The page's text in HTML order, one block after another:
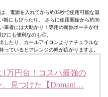
、電源を入れてから約35秒で使用可能な温
朝にもぴったり。 さらに使用開始から約30
筆者には大助かり！専用の耐熱ポーチが付
にも便利なのも◎。
したり、カールアイロンよりナチュラルな
ているとアレンジの幅が広がりますよ。
1万円台！コスパ最強の
、見つけた【Domani…